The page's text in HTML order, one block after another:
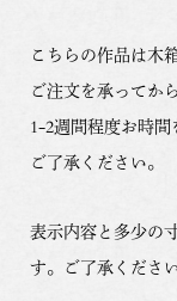
こちらの作品は木
ご注文を承ってか
1-2週間程度お時間
ご了承ください。
表示内容と多少の
す。ご了承ください